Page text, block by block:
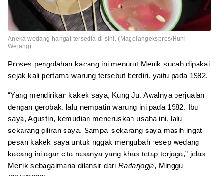
Aneka wedang hangat tersedia di sini. (Magelangekspres/Huni
Wejang)
Proses pengolahan kacang ini menurut Menik sudah dipakai
sejak kali pertama warung tersebut berdiri, yaitu pada 1982.
“Yang mendirikan kakek saya, Kung Ju. Awalnya berjualan
dengan gerobak, lalu nempatin warung ini pada 1982. Ibu
saya, Agustin, kemudian meneruskan usaha ini, lalu
sekarang giliran saya. Sampai sekarang saya masih ingat
pesan kakek saya untuk nggak mengubah resep wedang
kacang ini agar cita rasanya yang khas tetap terjaga,” jelas
Menik sebagaimana dilansir dari Radarjogja, Minggu